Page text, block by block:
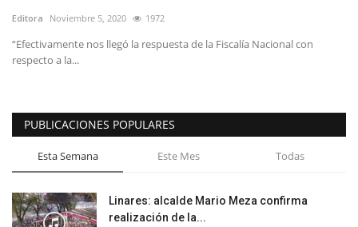
Editora Noviembre 5, 2020 1972
“Efectivamente nos llegó la respuesta de la Fiscalía Nacional con
respecto a la...
PUBLICACIONES POPULARES
Esta Semana Este Mes Todas
Linares: alcalde Mario Meza confirma
realización de la...